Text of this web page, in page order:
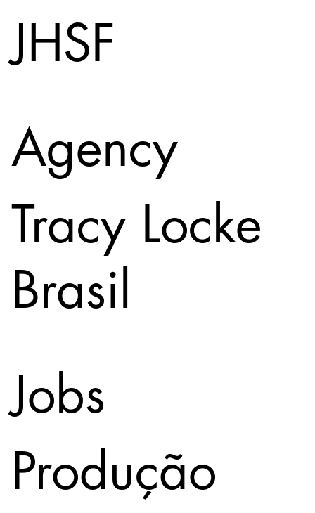
Jobs
Produção
Agency
Tracy Locke
Brasil
JHSF